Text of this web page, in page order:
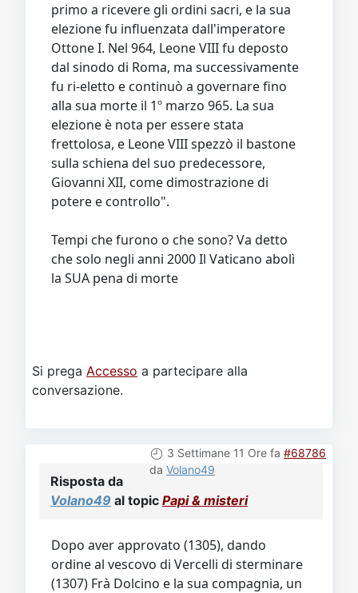
primo a ricevere gli ordini sacri, e la sua
elezione fu influenzata dall'imperatore
Ottone I. Nel 964, Leone VIII fu deposto
dal sinodo di Roma, ma successivamente
fu ri-eletto e continuò a governare fino
alla sua morte il 1º marzo 965. La sua
elezione è nota per essere stata
frettolosa, e Leone VIII spezzò il bastone
sulla schiena del suo predecessore,
Giovanni XII, come dimostrazione di
potere e controllo".
Tempi che furono o che sono? Va detto
che solo negli anni 2000 Il Vaticano abolì
la SUA pena di morte
Si prega Accesso a partecipare alla
conversazione.
3 Settimane 11 Ore fa #68786
da Volano49
Risposta da
Volano49 al topic Papi & misteri
Dopo aver approvato (1305), dando
ordine al vescovo di Vercelli di sterminare
(1307) Frà Dolcino e la sua compagnia, un